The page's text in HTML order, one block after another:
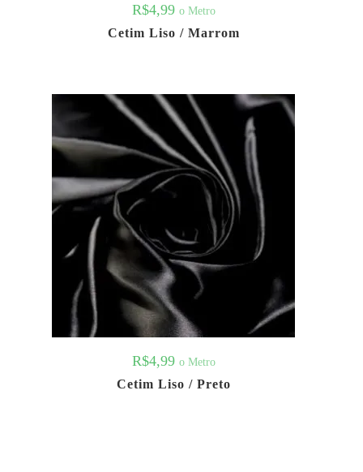
R$4,99 o Metro
Cetim Liso / Marrom
R$4,99 o Metro
Cetim Liso / Preto